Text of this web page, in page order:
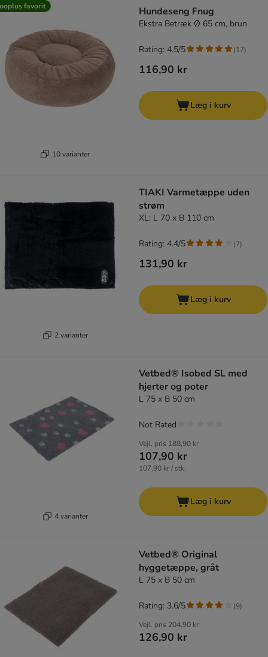
favorit
10 varianter
Hundeseng Fnug
Ekstra Betræk Ø 65 cm, brun
116,90 kr
Rating: 4.5/5 (17)
Læg i kurv
2 varianter
TIAKI Varmetæppe uden
strøm
XL: L 70 x B 110 cm
131,90 kr
Rating: 4.4/5 (7)
Læg i kurv
4 varianter
Vetbed® Isobed SL med
hjerter og poter
L 75 x B 50 cm
Vejl. pris 188,90 kr
107,90 kr
107,90 kr / stk.
Not Rated
Læg i kurv
Vetbed® Original
hyggetæppe, gråt
L 75 x B 50 cm
Vejl. pris 204,90 kr
126,90 kr
Rating: 3.6/5 (9)